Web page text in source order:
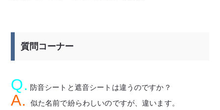
質問コーナー
Q. 防音シートと遮音シートは違うのですか？
A.
似た名前で紛らわしいのですが、違います。